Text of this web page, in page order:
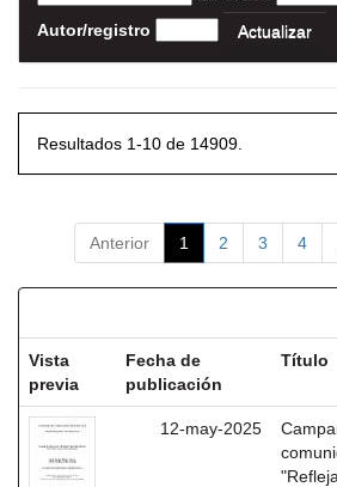
Autor/registro
Resultados 1-10 de 14909.
Anterior 1 2 3 4
Vista
previa
Fecha de
publicación
Título
12-may-2025